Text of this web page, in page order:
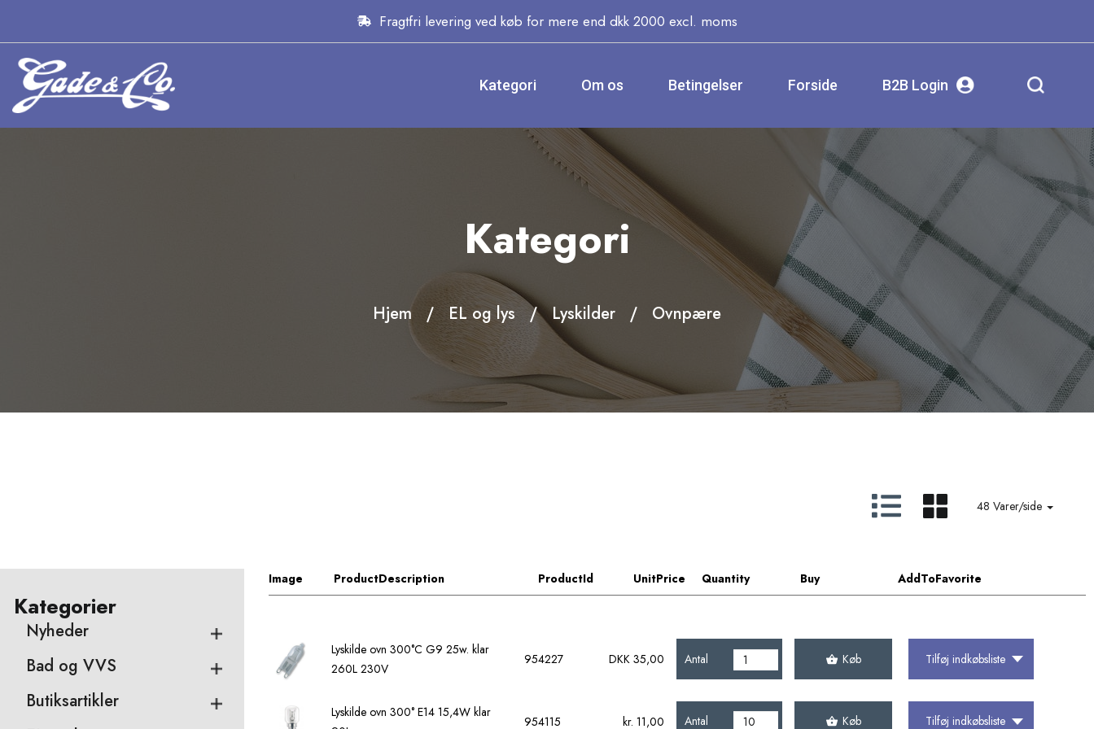
Fragtfri levering ved køb for mere end dkk 2000 excl. moms
Kategori Om os Betingelser Forside B2B Login
Kategori
Hjem EL og lys Lyskilder Ovnpære
48 Varer/side
Kategorier
Nyheder
Bad og VVS
Butiksartikler
Image ProductDescription ProductId UnitPrice Quantity Buy AddToFavorite
Lyskilde ovn 300°C G9 25w. klar
260L 230V
954227 DKK 35,00 Antal Køb Tilføj indkøbsliste
Lyskilde ovn 300° E14 15,4W klar
954115 kr. 11,00 Antal Køb Tilføj indkøbsliste